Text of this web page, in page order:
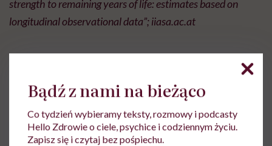
strength to remaining years of life: estimates based on
longitudinal observational data”; iiasa.ac.at
Aleksandra Tchórzewska
Z wykształcenia nauczycielka języka
polskiego, z zamiłowania dziennikarka.
Bądź z nami na bieżąco
Co tydzień wybieramy teksty, rozmowy i podcasty
Hello Zdrowie o ciele, psychice i codziennym życiu.
Zapisz się i czytaj bez pośpiechu.